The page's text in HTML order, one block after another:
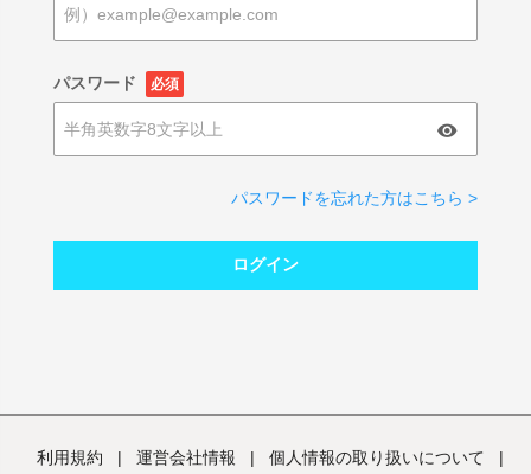
パスワード 必須
パスワードを忘れた方はこちら >
ログイン
利用規約 | 運営会社情報 | 個人情報の取り扱いについて |